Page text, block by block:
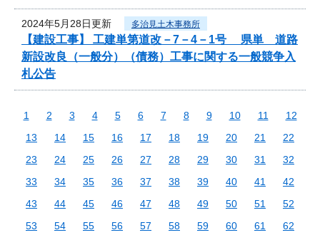
2024年5月28日更新 多治見土木事務所
【建設工事】 工建単第道改－7－4－1号 県単 道路
新設改良（一般分）（債務）工事に関する一般競争入
札公告
1 2 3 4 5 6 7 8 9 10 11
12
13
14 15 16 17 18 19 20 21
22
23
24 25 26 27 28 29 30 31
32
33
34 35 36 37 38 39 40 41
42
43
44 45 46 47 48 49 50 51
52
53
54 55 56 57 58 59 60 61
62